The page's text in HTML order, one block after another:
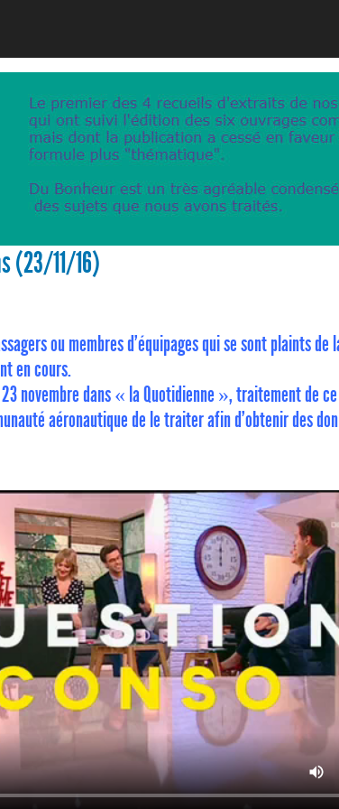
(23/11/16)
ou membres d’équipages qui se sont plaints de
en cours.
novembre dans « la Quotidienne », traitement de ce
aéronautique de le traiter afin d’obtenir des